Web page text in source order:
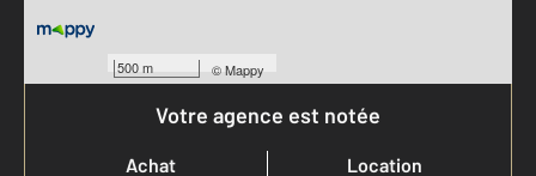
500 m ©Mappy
Votre agence est notée
Achat
Location